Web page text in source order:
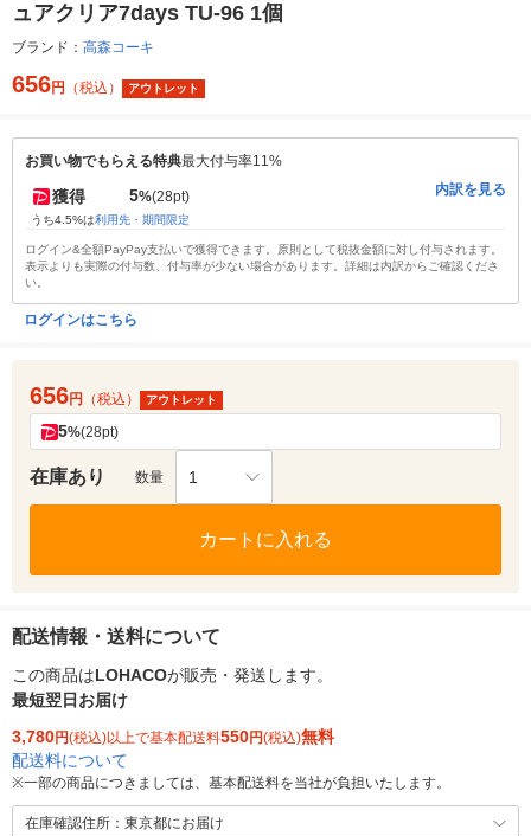
ュアクリア7days TU-96 1個
ブランド： 高森コーキ
656円 （税込） アウトレット
お買い物でもらえる特典最大付与率11%
獲得 5%(28pt)
うち4.5%は利用先・期間限定
内訳を見る
ログイン&全額PayPay支払いで獲得できます。原則として税抜金額に対し付与されます。
表示よりも実際の付与数、付与率が少ない場合があります。詳細は内訳からご確認くださ
い。
ログインはこちら
656円 （税込） アウトレット
5%(28pt)
在庫あり 数量 1
カートに入れる
配送情報・送料について
この商品はLOHACOが販売・発送します。
最短翌日お届け
3,780円(税込)以上で基本配送料550円(税込)無料
配送料について
※一部の商品につきましては、基本配送料を当社が負担いたします。
在庫確認住所：東京都にお届け